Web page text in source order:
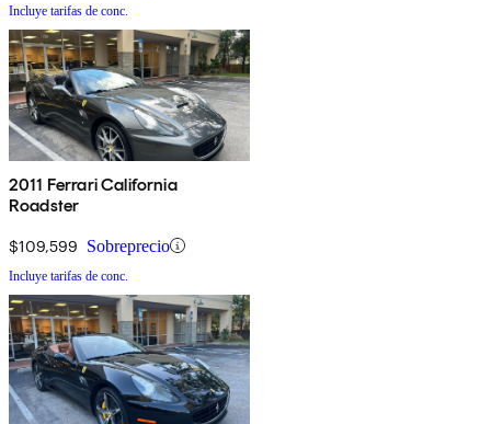
Incluye tarifas de conc.
2011 Ferrari California
Roadster
$109,599 Sobreprecio
Incluye tarifas de conc.